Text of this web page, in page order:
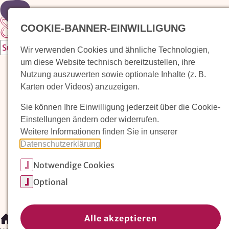
Zur Startseite
Waldorfkindergarten finden
Pädagogischer Ansatz
Arbeit im Waldorfkindergarten
Unser Verein
Magazin: Erziehungskunst frühe Kindheit
Waldorfkindergarten finden/
COOKIE-BANNER-EINWILLIGUNG
Wir verwenden Cookies und ähnliche Technologien,
um diese Website technisch bereitzustellen, ihre
Nutzung auszuwerten sowie optionale Inhalte (z. B.
Karten oder Videos) anzuzeigen.
Sie können Ihre Einwilligung jederzeit über die Cookie-
Einstellungen ändern oder widerrufen.
Weitere Informationen finden Sie in unserer
Datenschutzerklärung
Notwendige Cookies
Optional
Alle akzeptieren